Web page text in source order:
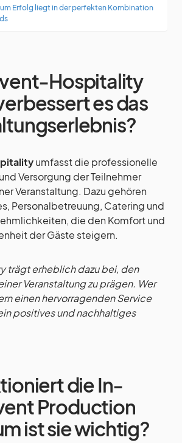
Erfolg liegt in der perfekten Kombination
Hospitality
es das
umfasst die professionelle
Versorgung der Teilnehmer
Veranstaltung. Dazu gehören
Personalbetreuung, Catering und
die den Komfort und
der Gäste steigern.
trägt erheblich dazu bei, den
Veranstaltung zu prägen. Wer
einen hervorragenden Service
positives und nachhaltiges
die In-
Production
ist sie wichtig?